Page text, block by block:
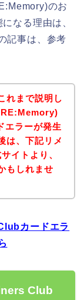
のお
なる理由は、
記事は、参考
れまで説明し
エラーが発生
は、下記リメ
イトより、
もしれませ
カードエラ
Club